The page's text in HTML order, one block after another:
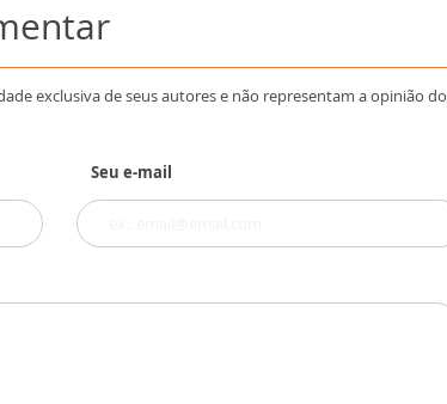
exclusiva de seus autores e não representam a opinião do
Seu e-mail